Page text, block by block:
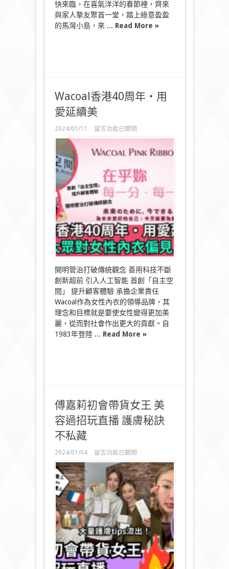
快來臨，在喜氣洋洋的春節裡，齊來
與家人摯友聚首一堂，踏上綠意盈盈
的馬灣小島，來 ... Read More »
Wacoal香港40周年‧用
愛延續美
2024/01/11
在
〈Wacoal
港
年‧
用
愛
延
美〉
中
留言功能已關閉
開明管治打破傳統觀念 善用科技不斷
創新超前 引入人工智能 首創「自主空
間」 提升顧客體驗 承擔企業責任
Wacoal作為女性內衣的領導品牌，其
理念和目標就是要使女性變得更加美
麗，從而對社會作出更大的貢獻。自
1983年登陸 ... Read More »
傅嘉莉初會帶貨女王 美
容過招玩直播 護膚秘訣
不私藏
2024/01/04
在
〈傅
初
會
貨
王
美
容
過
招
留言功能已關閉